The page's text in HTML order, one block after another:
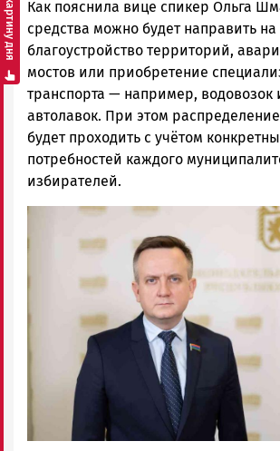
Как пояснила вице спикер Ольга
средства можно будет направить на
благоустройство территорий,
мостов или приобретение
транспорта — например, водовозок
автолавок. При этом
будет проходить с учётом
потребностей каждого
избирателей.